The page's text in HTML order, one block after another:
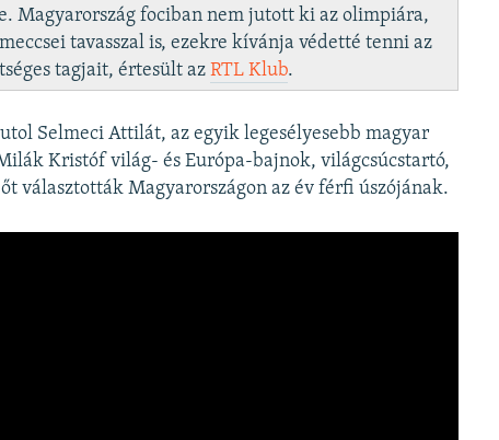
Magyarország fociban nem jutott ki az olimpiára,
tavasszal is, ezekre kívánja védetté tenni az
tagjait, értesült azRTL Klub.
Selmeci Attilát, az egyik legesélyesebb magyar
Kristóf világ- és Európa-bajnok, világcsúcstartó,
választották Magyarországon az év férfi úszójának.